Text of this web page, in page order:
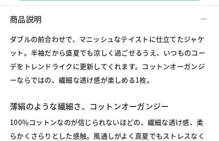
商品説明
ダブルの前合わせで、マニッシュなテイストに仕立てたジャケ
ット。半袖だから盛夏でも涼しく過ごせるうえ、いつものコー
デをトレンドライクに更新してくれます。コットンオーガンジ
ーならではの、繊細な透け感が楽しめる1枚。
薄絹のような繊細さ、コットンオーガンジー
100％コットンなのが信じられないほどの、繊細な透け感、柔
らかくさらりとした感触。風通しがよく真夏でもストレスなく